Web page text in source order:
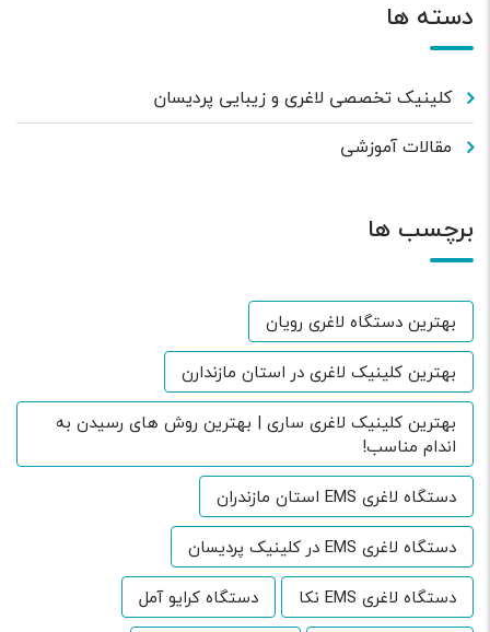
دسته ها
کلینیک تخصصی لاغری و زیبایی پردیسان
مقالات آموزشی
برچسب ها
بهترین دستگاه لاغری رویان
بهترین کلینیک لاغری در استان مازندارن
بهترین کلینیک لاغری ساری | بهترین روش های رسیدن به
اندام مناسب!
دستگاه لاغری EMS استان مازندران
دستگاه لاغری EMS در کلینیک پردیسان
دستگاه لاغری EMS نکا
دستگاه کرایو آمل